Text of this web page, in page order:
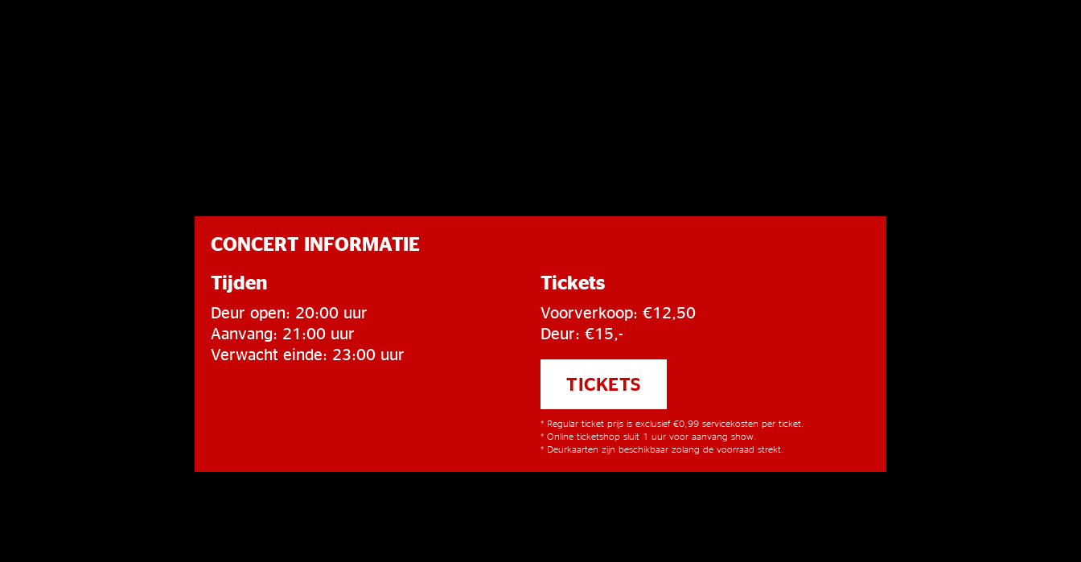
CONCERT INFORMATIE
Tijden
Deur open: 20:00 uur
Aanvang: 21:00 uur
Verwacht einde: 23:00 uur
Tickets
Voorverkoop: €12,50
Deur: €15,-
TICKETS
* Regular ticket prijs is exclusief €0,99 servicekosten per ticket.
* Online ticketshop sluit 1 uur voor aanvang show.
* Deurkaarten zijn beschikbaar zolang de voorraad strekt.